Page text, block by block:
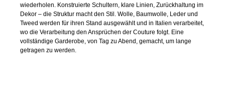
wiederholen. Konstruierte Schultern, klare Linien, Zurückhaltung im
Dekor – die Struktur macht den Stil. Wolle, Baumwolle, Leder und
Tweed werden für ihren Stand ausgewählt und in Italien verarbeitet,
wo die Verarbeitung den Ansprüchen der Couture folgt. Eine
vollständige Garderobe, von Tag zu Abend, gemacht, um lange
getragen zu werden.